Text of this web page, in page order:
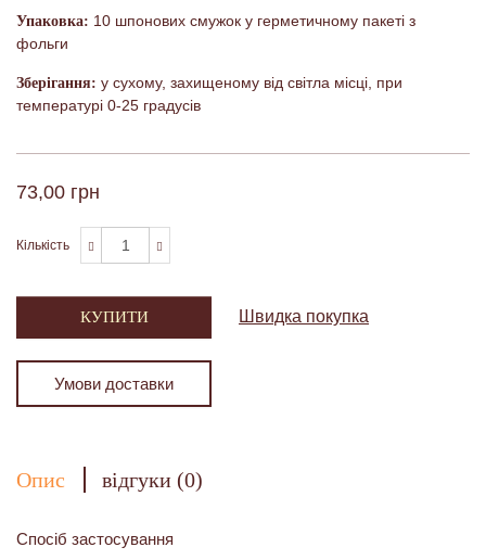
Упаковка: 10 шпонових смужок у герметичному пакеті з
фольги
Зберігання: у сухому, захищеному від світла місці, при
температурі 0-25 градусів
73,00 грн
Кількість
КУПИТИ Швидка покупка
Умови доставки
Опис відгуки (0)
Спосіб застосування